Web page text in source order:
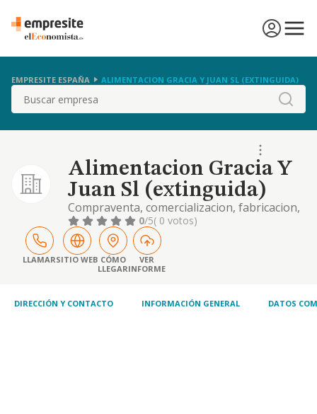
EMPRESITE ESPAÑA ALIMENTACION GRACIA Y JUAN SL (EXTINGUIDA)
Buscar
Alimentacion Gracia Y
Juan Sl (extinguida)
Compraventa, comercializacion, fabricacion,
elaboracion y distribucion al por mayor y
menor de toda clase de productos de
alimentacion.
0/5( 0 votos)
LLAMARSITIO WEB CÓMO
LLEGAR
VER
INFORME
DIRECCIÓN Y CONTACTO INFORMACIÓN GENERAL DATOS